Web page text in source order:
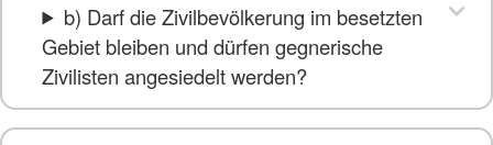
b) Darf die Zivilbevölkerung im besetzten
Gebiet bleiben und dürfen gegnerische
Zivilisten angesiedelt werden?